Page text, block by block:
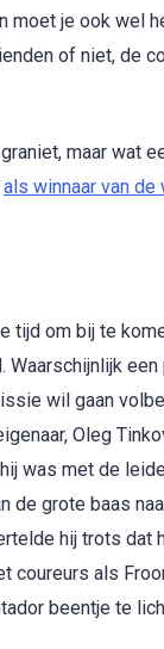
je ook wel
of niet, de
maar wat
als winnaar van de
tijd om bij te
wil gaan
Oleg
was met de
de grote baas
hij trots dat
coureurs als
beentje te